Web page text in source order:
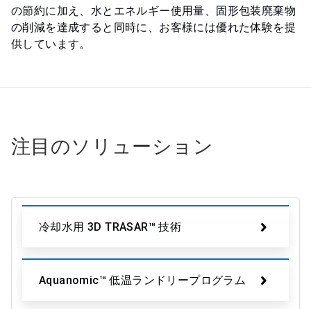
の節約に加え、水とエネルギー使用量、固形包装廃棄物
の削減を達成すると同時に、お客様には優れた体験を提
供しています。
注目のソリューション
冷却水用 3D TRASAR™ 技術
Aquanomic™ 低温ランドリープログラム